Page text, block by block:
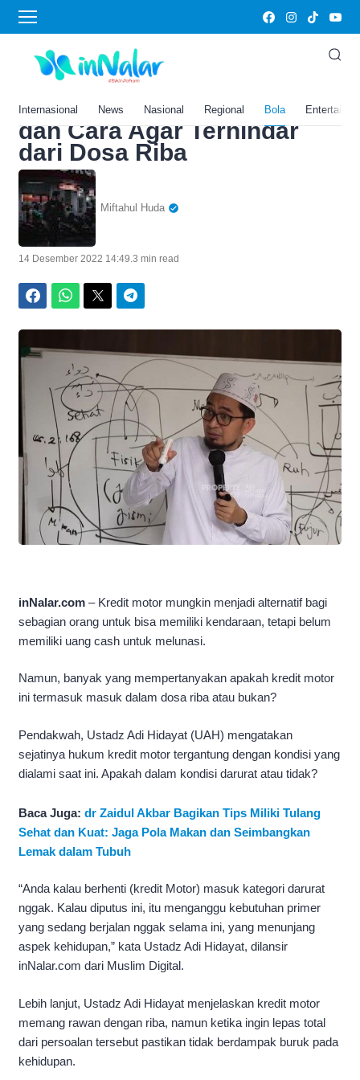
Internasional News Nasional Regional Bola
Home›Bola
Awas Riba! Ustadz Adi
Hidayat Jelaskan Hukum
Kredit Motor dalam Islam
dan Cara Agar Terhindar
dari Dosa Riba
Miftahul Huda
14 Desember 2022 14:49.3 min read
inNalar.com – Kredit motor mungkin menjadi alternatif bagi
sebagian orang untuk bisa memiliki kendaraan, tetapi belum
memiliki uang cash untuk melunasi.
Namun, banyak yang mempertanyakan apakah kredit motor
ini termasuk masuk dalam dosa riba atau bukan?
Pendakwah, Ustadz Adi Hidayat (UAH) mengatakan
sejatinya hukum kredit motor tergantung dengan kondisi yang
dialami saat ini. Apakah dalam kondisi darurat atau tidak?
Baca Juga: dr Zaidul Akbar Bagikan Tips Miliki Tulang
Sehat dan Kuat: Jaga Pola Makan dan Seimbangkan
Lemak dalam Tubuh
“Anda kalau berhenti (kredit Motor) masuk kategori darurat
nggak. Kalau diputus ini, itu menganggu kebutuhan primer
yang sedang berjalan nggak selama ini, yang menunjang
aspek kehidupan,” kata Ustadz Adi Hidayat, dilansir
inNalar.com dari Muslim Digital.
Lebih lanjut, Ustadz Adi Hidayat menjelaskan kredit motor
memang rawan dengan riba, namun ketika ingin lepas total
dari persoalan tersebut pastikan tidak berdampak buruk pada
kehidupan.